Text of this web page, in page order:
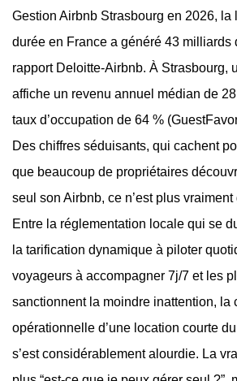
Gestion Airbnb Strasbourg en 2026, la
durée en France a généré 43 milliards
rapport Deloitte-Airbnb. À Strasbourg,
affiche un revenu annuel médian de
taux d’occupation de 64 %
Des chiffres séduisants, qui cachent
que beaucoup de propriétaires
seul son Airbnb, ce n’est plus vraiment
Entre la réglementation locale qui se
la tarification dynamique à piloter
voyageurs à accompagner 7j/7 et les
sanctionnent la moindre inattention, la
opérationnelle d’une location courte
s’est considérablement alourdie. La